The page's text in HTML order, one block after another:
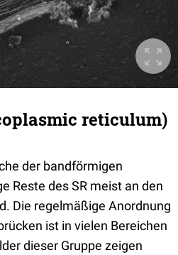
reticulum)
der bandförmigen
Reste des SR meist an den
Die regelmäßige Anordnung
ist in vielen Bereichen
dieser Gruppe zeigen